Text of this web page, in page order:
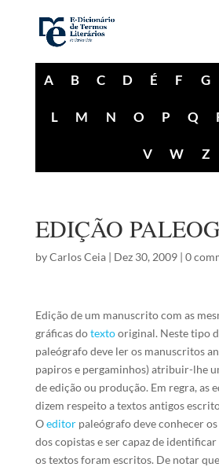
A B C D É F G
L M N O P Q
V W Z
EDIÇÃO
byCarlos Ceia| Dez 30, 2009| 0
Edição de um manuscrito com as
gráficas dotextooriginal. Neste tipo
paleógrafo deve ler os manuscritos
papiros e pergaminhos) atribuir-lhe
de edição ou produção. Em regra, as
dizem respeito a textos antigos
Oeditorpaleógrafo deve conhecer
dos copistas e ser capaz de
os textos foram escritos. De notar